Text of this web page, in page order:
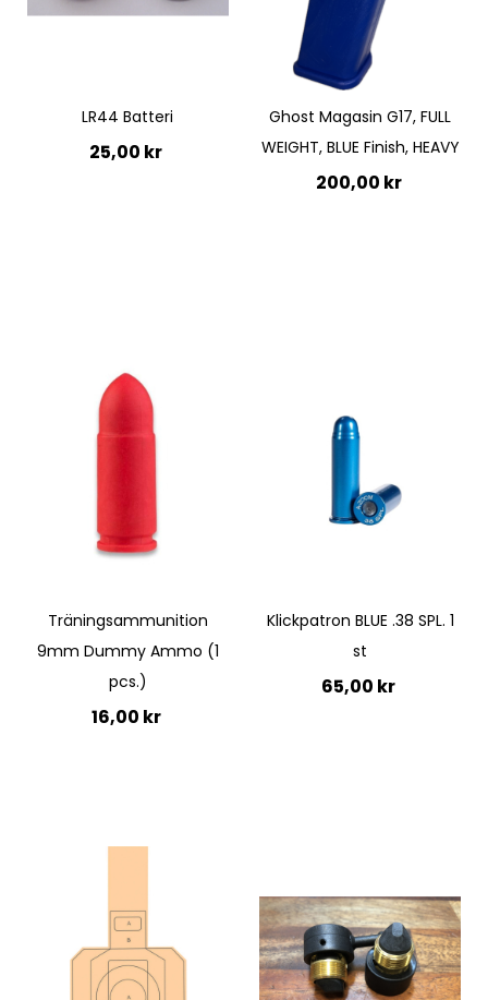
Quickview
LR44 Batteri
25,00 kr
Ghost Magasin G17, FULL
WEIGHT, BLUE Finish, HEAVY
200,00 kr
Träningsammunition
9mm Dummy Ammo (1
pcs.)
16,00 kr
Klickpatron BLUE .38 SPL. 1
st
65,00 kr
Quickview